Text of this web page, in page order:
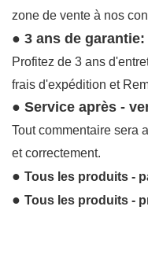
zone de vente à nos
● 3 ans de garantie:
Profitez de 3 ans
frais d'expédition et
● Service après -
Tout commentaire sera
et correctement.
● Tous les produits -
● Tous les produits -